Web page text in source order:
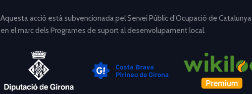
Aquesta acció està subvencionada pel Servei Públic d’Ocupació de Catalunya
en el marc dels Programes de suport al desenvolupament local.